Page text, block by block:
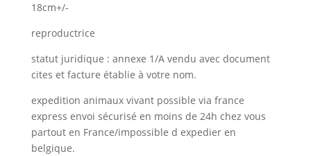
18cm+/-
reproductrice
statut juridique : annexe 1/A vendu avec document
cites et facture établie à votre nom.
expedition animaux vivant possible via france
express envoi sécurisé en moins de 24h chez vous
partout en France/impossible d expedier en
belgique.